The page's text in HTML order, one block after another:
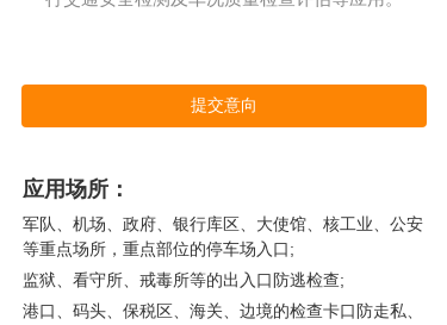
提交意向
应用场所：
军队、机场、政府、银行库区、大使馆、核工业、公安
等重点场所，重点部位的停车场入口;
监狱、看守所、戒毒所等的出入口防逃检查;
港口、码头、保税区、海关、边境的检查卡口防走私、